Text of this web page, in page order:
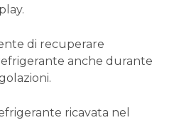
di recuperare
anche durante
ricavata nel